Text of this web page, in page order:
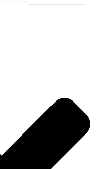
Unsere Ferienwohnung